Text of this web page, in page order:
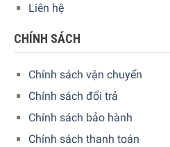
Liên hệ
CHÍNH SÁCH
Chính sách vận chuyển
Chính sách đổi trả
Chính sách bảo hành
Chính sách thanh toán